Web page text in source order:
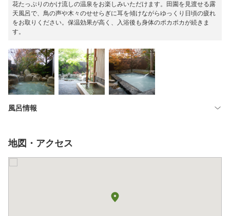
花たっぷりのかけ流しの温泉をお楽しみいただけます。田園を見渡せる露
天風呂で、鳥の声や木々のせせらぎに耳を傾けながらゆっくり日頃の疲れ
をお取りください。保温効果が高く、入浴後も身体のポカポカが続きま
す。
風呂情報
地図・アクセス